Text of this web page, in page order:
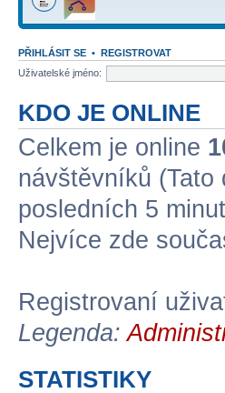
PŘIHLÁSIT SE • REGISTROVAT
Uživatelské jméno:
KDO JE ONLINE
Celkem je online
návštěvníků
posledních 5
Nejvíce zde
Registrovaní
Legenda:
STATISTIKY